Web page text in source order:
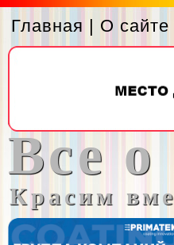
Главная | О сайте
Все о
Красим